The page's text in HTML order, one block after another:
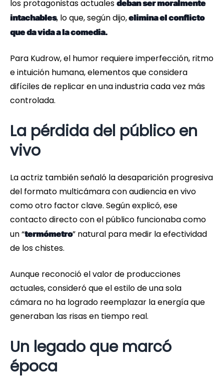
los protagonistas actuales deban ser moralmente
intachables, lo que, según dijo,elimina el conflicto
que da vida a la comedia.
Para Kudrow, el humor requiere imperfección, ritmo
e intuición humana, elementos que considera
difíciles de replicar en una industria cada vez más
controlada.
La pérdida del público en
vivo
La actriz también señaló la desaparición progresiva
del formato multicámara con audiencia en vivo
como otro factor clave. Según explicó, ese
contacto directo con el público funcionaba como
un “termómetro” natural para medir la efectividad
de los chistes.
Aunque reconoció el valor de producciones
actuales, consideró que el estilo de una sola
cámara no ha logrado reemplazar la energía que
generaban las risas en tiempo real.
Un legado que marcó
época